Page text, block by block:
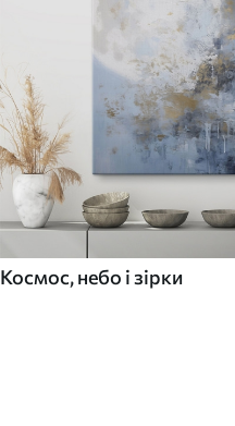
Космос, небо і зірки